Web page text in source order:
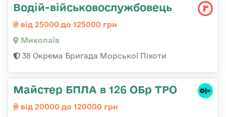
Водій-військовослужбовець
від 25000 до 125000 грн
Миколаїв
38 Окрема Бригада Морської Піхоти
Майстер БПЛА в 126 ОБр ТРО
від 20000 до 120000 грн